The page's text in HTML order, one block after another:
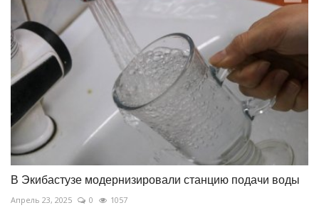
В Экибастузе модернизировали станцию подачи воды
Апрель 23, 2025 0 1057